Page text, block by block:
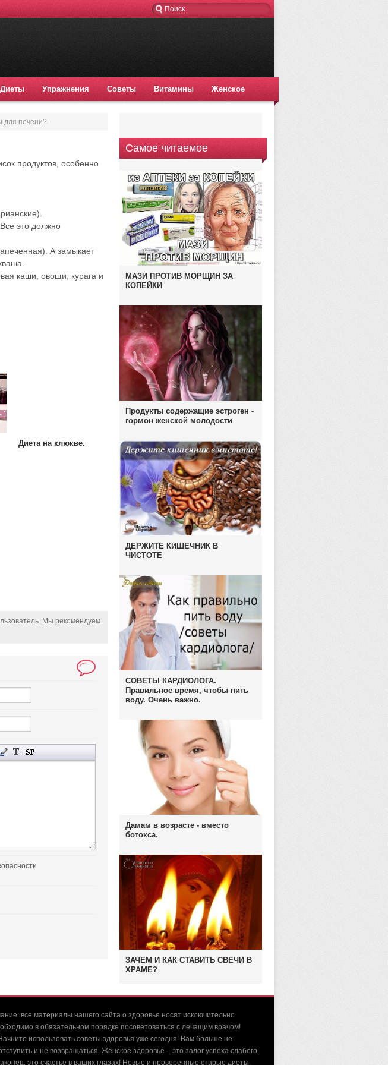
Диеты Упражнения Советы Витамины Женское
для печени?
продуктов, особенно
это должно
А замыкает
каши, овощи, курага и
Диета на клюкве.
Мы рекомендуем
Самое читаемое
МАЗИ ПРОТИВ МОРЩИН ЗА
КОПЕЙКИ
Продукты содержащие эстроген -
гормон женской молодости
ДЕРЖИТЕ КИШЕЧНИК В
ЧИСТОТЕ
СОВЕТЫ КАРДИОЛОГА.
Правильное время, чтобы пить
воду. Очень важно.
Дамам в возрасте - вместо
ботокса.
ЗАЧЕМ И КАК СТАВИТЬ СВЕЧИ В
ХРАМЕ?
все материалы нашего сайта о здоровье носят исключительно
в обязательном порядке посоветоваться с лечащим врачом!
использовать советы здоровья уже сегодня! Вам больше не
и не возвращаться. Женское здоровье – это залог успеха слабого
это счастье в ваших глазах! Новые и проверенные старые диеты,